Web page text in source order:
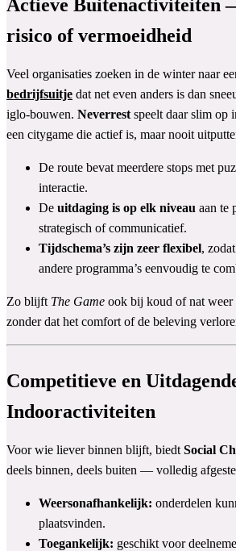
Actieve Buitenactiviteiten
risico of vermoeidheid
Veel organisaties zoeken in de winter naar
bedrijfsuitje dat net even anders is dan
iglo-bouwen. Neverrest speelt daar slim op
een citygame die actief is, maar nooit
De route bevat meerdere stops met
interactie.
De uitdaging is op elk niveau aan te
strategisch of communicatief.
Tijdschema’s zijn zeer flexibel,
andere programma’s eenvoudig te
Zo blijft The Game ook bij koud of nat weer
zonder dat het comfort of de beleving
Competitieve en
Indooractiviteiten
Voor wie liever binnen blijft, biedt Social
deels binnen, deels buiten — volledig
Weersonafhankelijk: onderdelen
plaatsvinden.
Toegankelijk: geschikt voor